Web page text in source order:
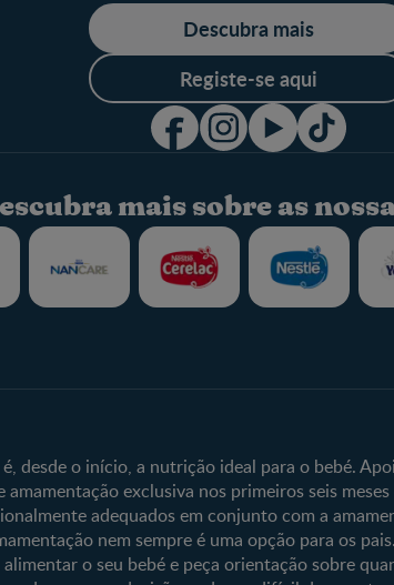
Descubra mais
Registe-se aqui
mais sobre as
desde o início, a nutrição ideal para o bebé.
exclusiva nos primeiros seis
adequados em conjunto com a
nem sempre é uma opção para os
o seu bebé e peça orientação sobre